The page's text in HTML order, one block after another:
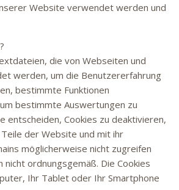
Website verwendet werden und
die von Webseiten und
werden, um die Benutzererfahrung
bestimmte Funktionen
bestimmte Auswertungen zu
entscheiden, Cookies zu deaktivieren,
der Website und mit ihr
möglicherweise nicht zugreifen
ordnungsgemäß. Die Cookies
Ihr Tablet oder Ihr Smartphone